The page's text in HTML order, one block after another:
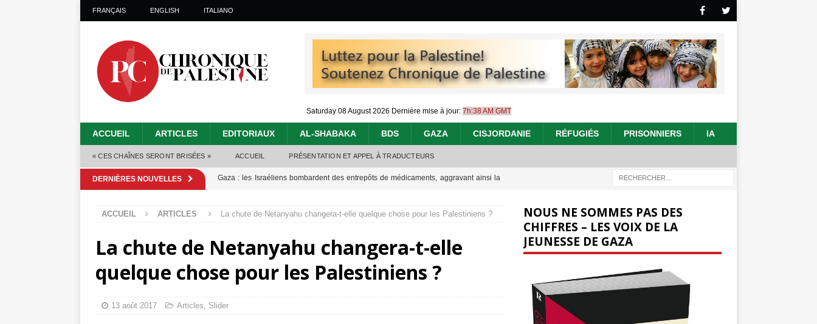
FRANÇAIS ENGLISH ITALIANO
Saturday 08 August 2026 Dernière mise à jour: 7h:38 AM GMT
ACCUEIL ARTICLES EDITORIAUX AL-SHABAKA BDS GAZA CISJORDANIE RÉFUGIÉS PRISONNIERS IA
« CES CHAÎNES SERONT BRISÉES » ACCUEIL PRÉSENTATION ET APPEL À TRADUCTEURS
DERNIÈRES NOUVELLES Capituler ou mourir : le « processus de paix » à Gaza et la propagande occidentale[
Mille jours de génocide : l’histoire de Gaza au-delà des chiffres [ 5 août 2026 ]
Les Israéliens effacent les preuves du génocide à Gaza [ 4 août 2026 ]
La promesse que j’ai faite à Ismail al-Ghoul [ 8 août 2026 ]
Gaza : les Israéliens bombardent des entrepôts de médicaments, aggravant ainsi la
crise sanitaire déjà dramatique
ACCUEIL ARTICLES La chute de Netanyahu changera-t-elle quelque chose pour les Palestiniens ?
La chute de Netanyahu changera-t-elle
quelque chose pour les Palestiniens ?
13 août 2017 Articles, Slider
NOUS NE SOMMES PAS DES
CHIFFRES – LES VOIX DE LA
JEUNESSE DE GAZA